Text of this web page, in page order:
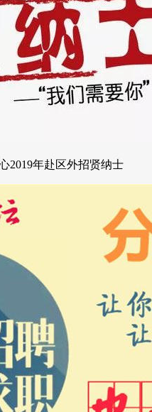
2019年赴区外招贤纳士